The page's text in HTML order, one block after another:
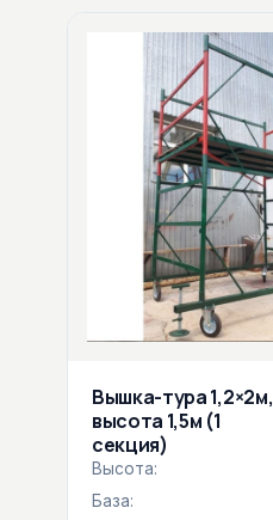
Вышка-тура 1,2×2м,
высота 1,5м (1
секция)
Высота:
База: